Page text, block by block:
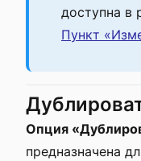
доступна в
Пункт
Опция
предназначена